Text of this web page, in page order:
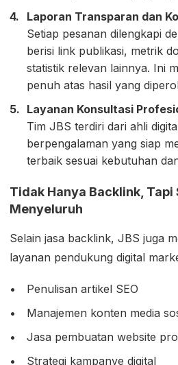
Laporan Transparan dan
Setiap pesanan dilengkapi
berisi link publikasi, metrik
statistik relevan lainnya. Ini
penuh atas hasil yang
Layanan Konsultasi
Tim JBS terdiri dari ahli
berpengalaman yang siap
terbaik sesuai kebutuhan
Tidak Hanya Backlink, Tapi
Menyeluruh
Selain jasa backlink, JBS juga
layanan pendukung digital
Penulisan artikel SEO
Manajemen konten media
Jasa pembuatan website
Strategi kampanye digital